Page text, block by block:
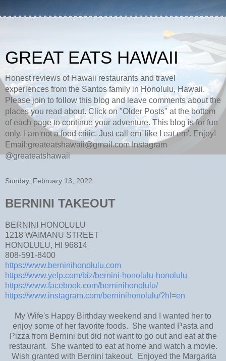
GREAT EATS HAWAII
Honest reviews of Hawaii restaurants and travel
experiences from the Santos family in Honolulu, Hawaii.
Please join to follow this blog and leave comments about the
places you read about. Click on "Older Posts" at the bottom
of each page to continue your adventure. This blog is for fun
only. I am not a food critic. Just call em' like I eat em'. Enjoy!
Email:greateatshawaii@gmail.com Instagram
@greateatshawaii
Sunday, February 13, 2022
BERNINI TAKEOUT
BERNINI HONOLULU
1218 WAIMANU STREET
HONOLULU, HI 96814
808-591-8400
https://www.berninihonolulu.com
https://www.yelp.com/biz/bernini-honolulu-honolulu
https://www.facebook.com/berninihonolulu/
https://www.instagram.com/berninihonolulu/?hl=en
My Wife's Happy Birthday weekend and I wanted her to
enjoy some of her favorite foods. She wanted Pasta and
Pizza from Bernini but did not want to go out and eat at the
restaurant. She wanted to eat at home and watch a movie.
Wish granted with Bernini takeout. Enjoyed the Margarita